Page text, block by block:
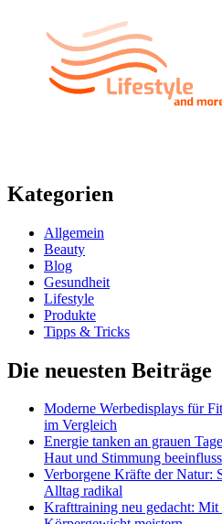
Kategorien
Allgemein
Beauty
Blog
Gesundheit
Lifestyle
Produkte
Tipps & Tricks
Die neuesten Beiträge
Moderne Werbedisplays für
im Vergleich
Energie tanken an grauen
Haut und Stimmung
Verborgene Kräfte der Natur:
Alltag radikal
Krafttraining neu gedacht: Mit